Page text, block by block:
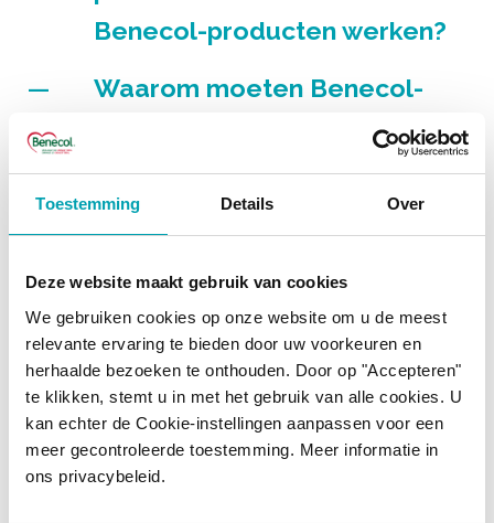
Toestemming Details Over
Deze website maakt gebruik van cookies
We gebruiken cookies op onze website om u de meest
relevante ervaring te bieden door uw voorkeuren en
herhaalde bezoeken te onthouden. Door op "Accepteren"
te klikken, stemt u in met het gebruik van alle cookies. U
kan echter de Cookie-instellingen aanpassen voor een
meer gecontroleerde toestemming. Meer informatie in
ons privacybeleid.
Benecol-producten werken?
Waarom moeten Benecol-
producten geconsumeerd
worden als onderdeel van
een gezonde voeding en
Hoeveel Benecol moet ik
eten om de juiste dagelijkse
hoeveelheid plantenstanolen
binnen te krijgen?
Zal mijn HDL of 'goede'